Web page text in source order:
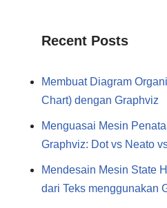
Recent Posts
Membuat Diagram
Chart) dengan Graphviz
Menguasai Mesin
Graphviz: Dot vs Neato
Mendesain Mesin State
dari Teks menggunakan